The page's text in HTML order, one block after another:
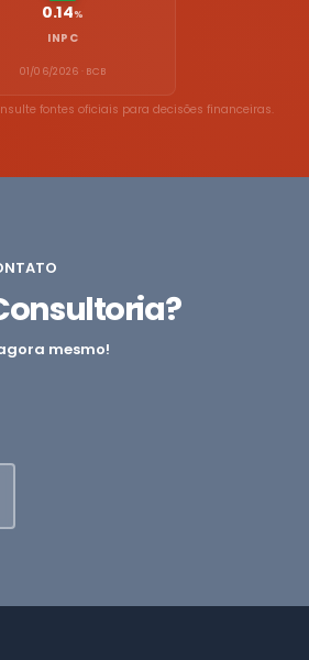
0.14%
INPC
01/06/2026 · BCB
fontes oficiais para decisões financeiras.
mesmo!